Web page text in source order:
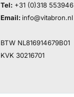
Tel: +31 (0)318 553946
Email: info@vitabron.nl
BTW NL816914679B01
KVK 30216701